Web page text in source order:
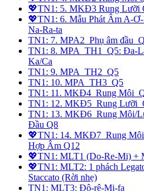
💖TN1: 5. MKĐ3 Rung Lưỡi
💖TN1: 6. Mẫu Phát Âm A-
Na-Ra-ta
TN1: 7. MPA2_Phụ âm
TN1: 8. MPA_TH1_Q5: Đa-
Ka/Ca
TN1: 9. MPA_TH2_Q5
TN1: 10. MPA_TH3_Q5
TN1: 11. MKĐ4_Rung
TN1: 12. MKĐ5_Rung
TN1: 13. MKĐ6_Rung Môi/
Đầu Q8
💖TN1: 14. MKĐ7_Rung
Hợp Âm Q12
💖TN1: MLT1 (Do-Re-Mi) +
💖TN1: MLT2: 1 phách
Staccato (Rời nhẹ)
TN1: MLT3: Đô-rê-Mi-fa